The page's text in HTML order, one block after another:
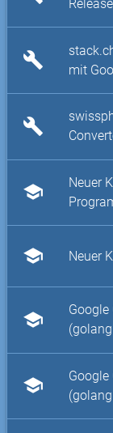
build
mit
build
school
Neuer
school Neuer
school
school
Google